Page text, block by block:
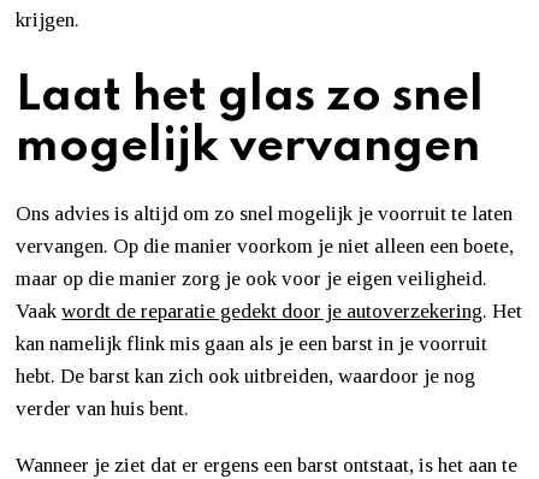
krijgen.
Laat het glas zo snel
mogelijk vervangen
Ons advies is altijd om zo snel mogelijk je voorruit te laten
vervangen. Op die manier voorkom je niet alleen een boete,
maar op die manier zorg je ook voor je eigen veiligheid.
Vaakwordt de reparatie gedekt door je autoverzekering. Het
kan namelijk flink mis gaan als je een barst in je voorruit
hebt. De barst kan zich ook uitbreiden, waardoor je nog
verder van huis bent.
Wanneer je ziet dat er ergens een barst ontstaat, is het aan te